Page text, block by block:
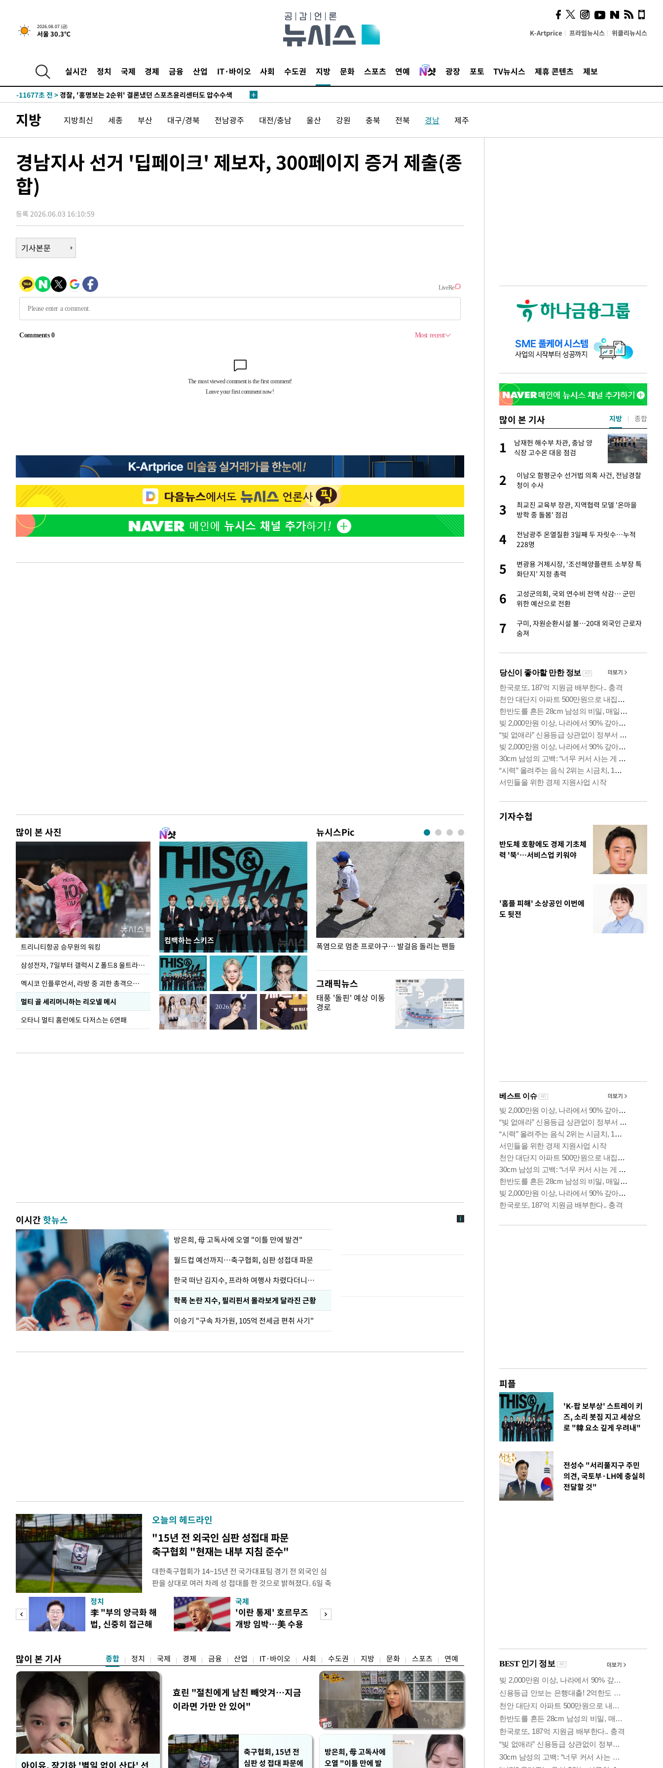
2026.08.07 (금)
서울 30.3℃ K-Artprice 프라임뉴시스 위클리뉴시스
실시간 정치 국제 경제 금융 산업 IT·바이오 사회 수도권 지방 문화 스포츠 연예 광장 포토 TV뉴시스 제휴 콘텐츠 제보
6시간 전 >내일까지 39도 '펄펄'…기상청 "태풍 지나며 폭염 잠시 꺾인다"
-14763초 전 >'월드컵 탈락 후폭풍' 축구협회…11시간 걸린 초유의 압수수색(종
-12992초 전 >
축구협회, 15년 전 심판 성 접대 파문에 "현재는 내부 지침 준수"
-11677초 전 >
45분 전 >[속보]합참 "北 발사체는 단거리탄도미사일…감시·경계태세 강화"
1시간 전 > [속보] SKT, 에이닷 서비스 장애 발생…"원인 파악 중"
1시간 전 >[속보]합참 "북, 동해상으로 미상 발사체 발사"
1시간 전 >[속보]7~9일 프로야구 3연전도 폭염 취소…11일 재개
1시간 전 >
1시간 전 >
1시간 전 >[속보]종합특검, 대검 추가 압수수색…내란 중요임무종사 혐의
3시간 전 >[속보]코스피, 301.88포인트(4.58%) 내린 6296.38 마감
3시간 전 >[속보]원·달러 환율, 0.7원 내린 1423.8원 마감
3시간 전 > "여기 떨어졌다"…다누리, 스페이스X 로켓 달 충돌 흔적 포착
4시간 전 >손흥민, 5경기 연속골 실패…LAFC는 승부차기 끝 과달라하라 격파
[속보]합참 "北 발사체는 단거리탄도미사일…감시·경계태세 강화"
日방위성, 北이 동해로 쏜 발사체는 탄도미사일 가능성
1시간 전 >"韓 외환시장 개입 관측 배경엔 美의 대한국 무역적자 있어"
1시간 전 >
'월드컵 탈락 후폭풍' 축구협회…초유의 압수수색에 '충격·당황'
1시간 전 >[속보]종합특검, 대검 추가 압수수색…내란 중요임무종사 혐의
3시간 전 >[속보]코스닥, 800p 회복…0.26% 오른 801.67 마감
3시간 전 >
[속보]코스피, 301.88포인트(4.58%) 내린 6296.38 마감
3시간 전 >[속보]원·달러 환율, 0.7원 내린 1423.8원 마감
4시간 전 >손흥민, 5경기 연속골 실패…LAFC는 승부차기 끝 과달라하라 격파
지방 지방최신 세종 부산 대구/경북 전남광주 대전/충남 울산 강원 충북 전북 경남 제주
경남지사 선거 '딥페이크' 제보자, 300페이지 증거 제출(종
합)
등록 2026.06.03 16:10:59
기사본문
많이 본 사진
트리니티항공 승무원의 워킹
삼성전자, 7일부터 갤럭시 Z 폴드8 울트라·폴드8·플립8 출시
멕시코 인플루언서, 라방 중 괴한 총격으로 사망
멀티 골 세리머니하는 리오넬 메시
오타니 멀티 홈런에도 다저스는 6연패
컴백하는 스키즈
뉴시스Pic
입추 하루 앞둔 전남광주… 열화상 카메라에 담긴
폭염
폭염으로 멈춘 프로야구… 발걸음 돌리는 팬들
그래픽뉴스
태풍 '돌핀' 예상 이동
경로
이시간핫뉴스
방은희, 母 고독사에 오열 "이틀 만에 발견"
월드컵 예선까지…축구협회, 심판 성접대 파문
한국 떠난 김지수, 프라하 여행사 차렸다더니…
학폭 논란 지수, 필리핀서 몰라보게 달라진 근황
이승기 "구속 차가원, 105억 전세금 편취 사기"
오늘의 헤드라인
"15년 전 외국인 심판 성접대 파문
축구협회 "현재는 내부 지침 준수"
대한축구협회가 14~15년 전 국가대표팀 경기 전 외국인 심
판을 상대로 여러 차례 성 접대를 한 것으로 밝혀졌다. 6일 축
구계에 따르면 국회의 한 의원실은 축구협회가 2011~2012
년 국제심판 10여 명에게 성 접대한 사실을 확인했다. 당시
축구협회는 외국인 심판과 감독관 등 10여 명에게 한 번에
수십만원에서 많게는 100만원이 넘는 돈을 성
정치
李 "부의 양극화 해
법, 신중히 접근해
국제
'이란 통제' 호르무즈
개방 임박…美 수용
많이 본 기사 종합 정치 국제 경제 금융 산업 IT·바이오 사회 수도권 지방 문화 스포츠 연예
아이유, 장기하 '별일 없이 산다' 선
효린 "절친에게 남친 빼앗겨…지금
이라면 가만 안 있어"
축구협회, 15년 전
심판 성 접대 파문에
방은희, 母 고독사에
오열 "이틀 만에 발
많이 본 기사
2
효린 "절친에게 남친 빼앗겨…지금이라면 가
만 안 있어"
3
축구협회, 15년 전 심판 성 접대 파문에 "현
재는 내부 지침 준수"
4 방은희, 母 고독사에 오열 "이틀 만에 발견"
5
[속보] SKT, 에이닷 서비스 장애 발생…"원
1
남재헌 해수부 차관, 충남 양
식장 고수온 대응 점검
2
이남오 함평군수 선거법 의혹 사건, 전남경찰
청이 수사
3
최교진 교육부 장관, 지역협력 모델 '온마을
방학 중 돌봄' 점검
4
전남광주 온열질환 3일째 두 자릿수…누적
228명
5
변광용 거제시장, ‘조선해양플랜트 소부장 특
화단지’ 지정 총력
6
고성군의회, 국외 연수비 전액 삭감… 군민
위한 예산으로 전환
7
구미, 자원순환시설 불…20대 외국인 근로자
숨져
지방 종합
기자수첩
반도체 호황에도 경제 기초체
력 '뚝‘…서비스업 키워야
'홈플 피해' 소상공인 이번에
도 뒷전
피플
'K-팝 보부상' 스트레이 키
즈, 소리 봇짐 지고 세상으
로 "韓 요소 깊게 우려내"
전성수 "서리풀지구 주민
의견, 국토부·LH에 충실히
전달할 것"